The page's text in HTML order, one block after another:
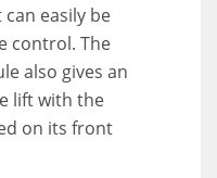
easily be
control. The
also gives an
lift with the
on its front